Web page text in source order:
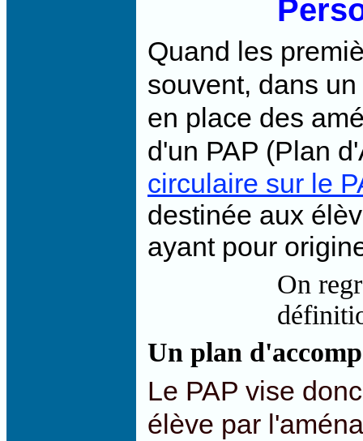
Quand les
souvent, dans
en place des
d'un PAP (Plan
circulaire sur le
destinée aux
ayant pour
On
Un plan
Le PAP vise
élève par